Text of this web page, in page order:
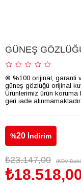
GÜNEŞ
® %100 orijinal, garanti
güneş gözlüğü orijinal
Ürünlerimiz ürün koruma
geri iade alınmamaktadır.
%20 İndirim
₺23.147,00 (KDV